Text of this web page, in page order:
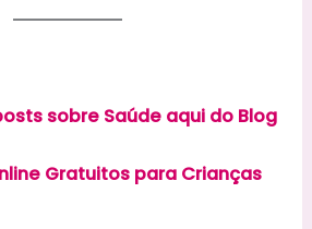
sobre Saúde aqui do Blog
Gratuitos para Crianças